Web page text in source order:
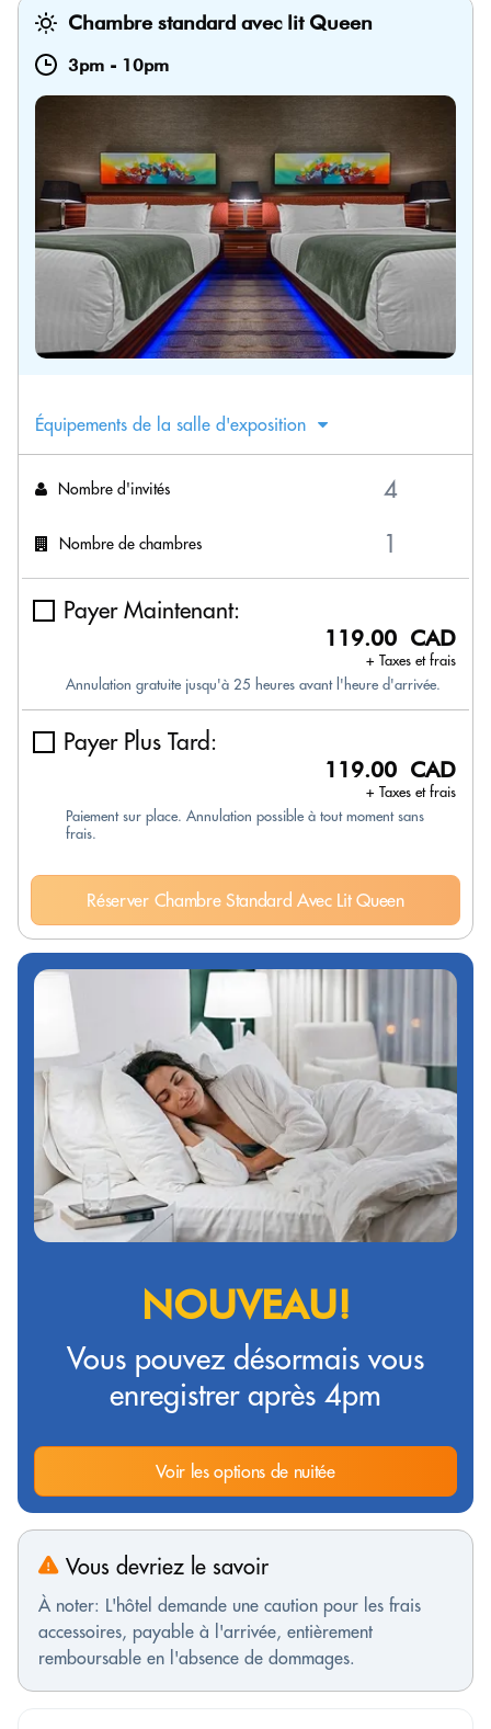
Chambre standard avec lit Queen
3pm - 10pm
Équipements de la salle d'exposition
Nombre d'invités
Nombre de chambres
Payer Maintenant:
119.00 CAD
+ Taxes et frais
Annulation gratuite jusqu'à 25 heures avant l'heure d'arrivée.
Payer Plus Tard:
119.00 CAD
+ Taxes et frais
Paiement sur place. Annulation possible à tout moment sans
frais.
Réserver Chambre Standard Avec Lit Queen
NOUVEAU!
Vous pouvez désormais vous
enregistrer après 4pm
Voir les options de nuitée
Vous devriez le savoir
À noter: L'hôtel demande une caution pour les frais
accessoires, payable à l'arrivée, entièrement
remboursable en l'absence de dommages.